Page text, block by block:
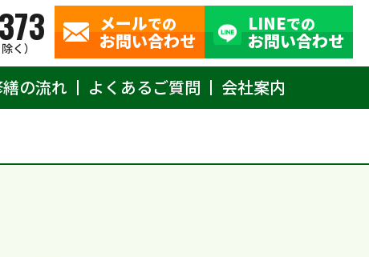
く）
メールでの
お問い合わせ
LINEでの
お問い合わせ
の流れ よくあるご質問 会社案内